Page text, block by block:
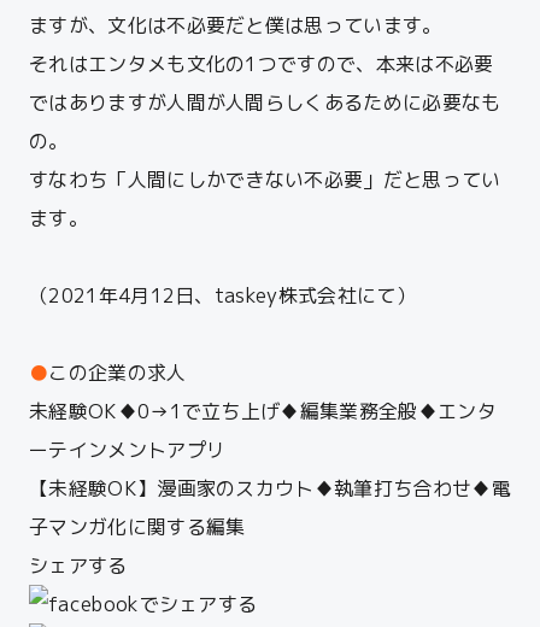
ますが、文化は不必要だと僕は思っています。
それはエンタメも文化の1つですので、本来は不必要
ではありますが人間が人間らしくあるために必要なも
の。
すなわち「人間にしかできない不必要」だと思ってい
ます。
（2021年4月12日、taskey株式会社にて）
●この企業の求人
未経験OK♦0→1で立ち上げ♦編集業務全般♦エンタ
ーテインメントアプリ
【未経験OK】漫画家のスカウト♦執筆打ち合わせ♦電
子マンガ化に関する編集
シェアする